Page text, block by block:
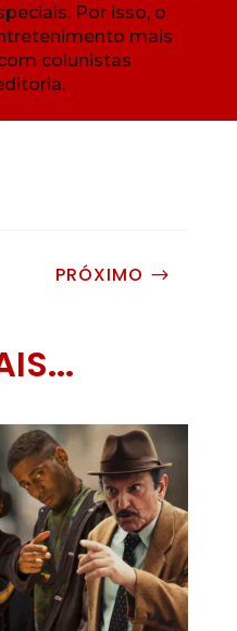
Por isso, o
mais
colunistas
PRÓXIMO $